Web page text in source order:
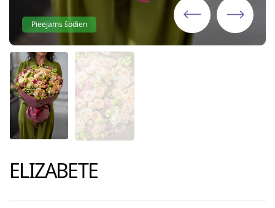
Pieejams šodien
ELIZABETE